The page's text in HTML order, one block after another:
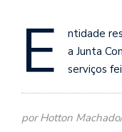
E
ntidade
a Junta
serviços
por Hotton